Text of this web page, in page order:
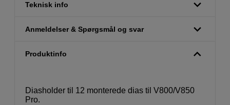
Teknisk info
Anmeldelser & Spørgsmål og svar
Produktinfo
Diasholder til 12 monterede dias til V800/V850
Pro.